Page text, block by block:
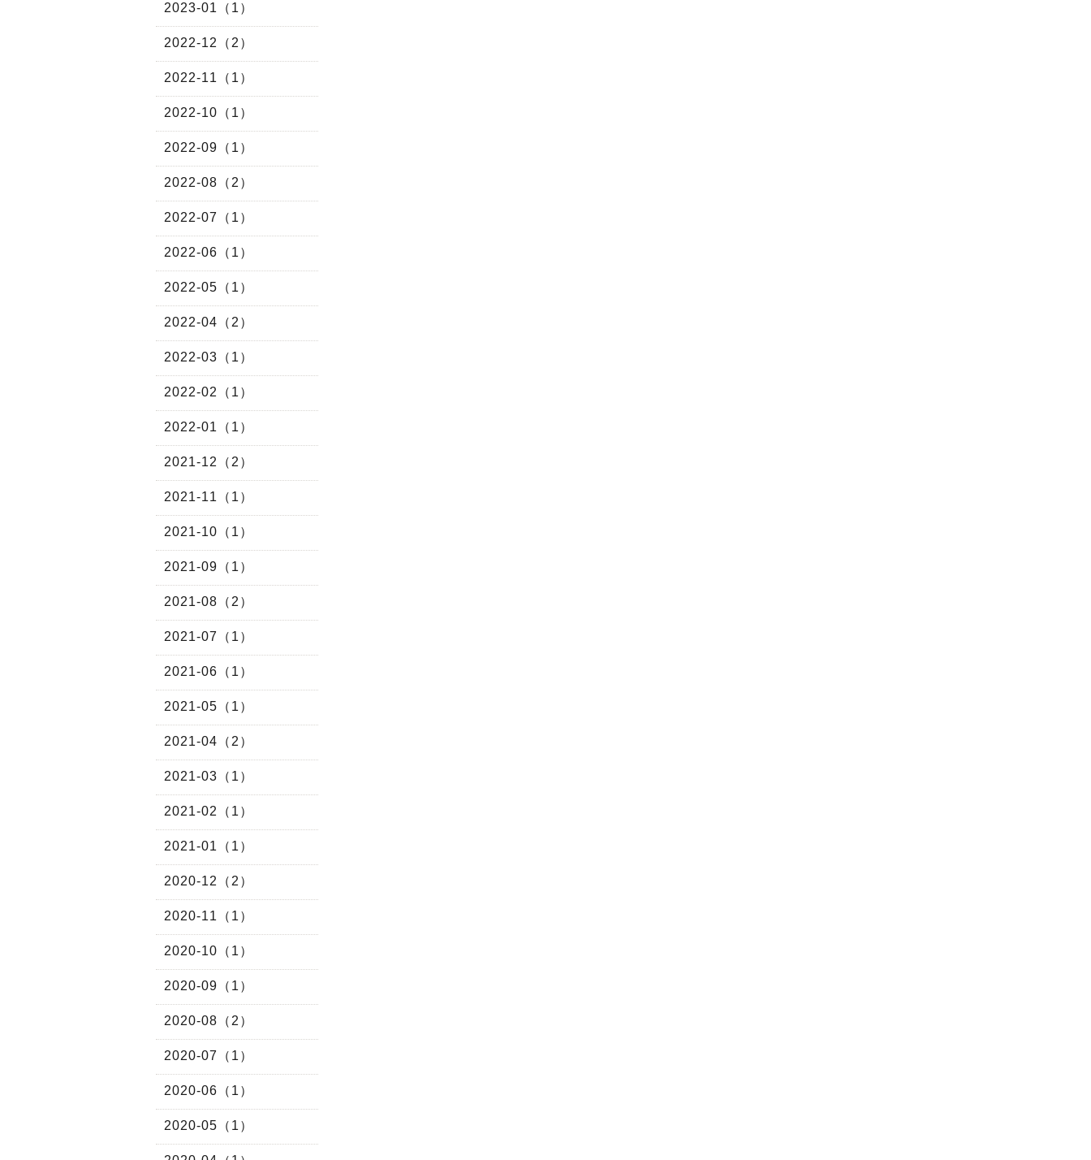
2023-01（1）
2022-12（2）
2022-11（1）
2022-10（1）
2022-09（1）
2022-08（2）
2022-07（1）
2022-06（1）
2022-05（1）
2022-04（2）
2022-03（1）
2022-02（1）
2022-01（1）
2021-12（2）
2021-11（1）
2021-10（1）
2021-09（1）
2021-08（2）
2021-07（1）
2021-06（1）
2021-05（1）
2021-04（2）
2021-03（1）
2021-02（1）
2021-01（1）
2020-12（2）
2020-11（1）
2020-10（1）
2020-09（1）
2020-08（2）
2020-07（1）
2020-06（1）
2020-05（1）